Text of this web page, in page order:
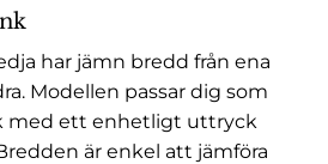
har jämn bredd från ena
Modellen passar dig som
med ett enhetligt uttryck
är enkel att jämföra